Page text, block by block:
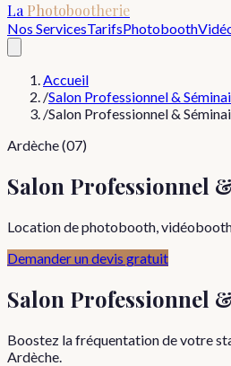
La Photobootherie
Nos ServicesTarifsPhotobooth
Accueil
/Salon Professionnel &
/Salon Professionnel &
Ardèche (07)
Salon Professionnel
Location de photobooth,
Demander un devis gratuit
Salon Professionnel
Boostez la fréquentation de votre
Ardèche.